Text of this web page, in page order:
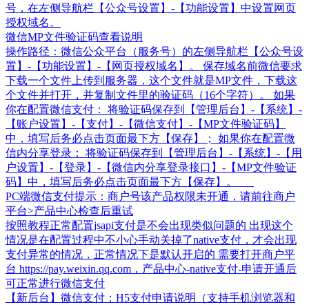
号，在左侧导航栏【公众号设置】-【功能设置】中设置网页
授权域名。
微信MP文件验证码查看说明
操作路径：微信公众平台（服务号）的左侧导航栏【公众号设
置】-【功能设置】-【网页授权域名】。 保存域名前微信要求
下载一个文件上传到服务器，这个文件就是MP文件，下载这
个文件并打开，并复制文件里的验证码（16个字符）。 如果
你在配置微信支付： 将验证码保存到【管理后台】-【系统】-
【账户设置】-【支付】-【微信支付】-【MP文件验证码】
中，填写后务必点击页面最下方【保存】； 如果你在配置微
信内分享登录： 将验证码保存到【管理后台】-【系统】-【用
户设置】-【登录】-【微信内分享登录接口】-【MP文件验证
码】中，填写后务必点击页面最下方【保存】。
PC端微信支付提示：商户号该产品权限未开通，请前往商户
平台>产品中心检查后重试
按照教程正常配置jsapi支付是不会出现类似问题的 出现这个
情况是在配置过程中不小心手动关掉了native支付，才会出现
支付异常的情况，正常情况下是默认开启的 需要打开商户平
台 https://pay.weixin.qq.com，产品中心-native支付-申请开通后
可正常进行微信支付
【新后台】微信支付：H5支付申请说明（支持手机浏览器和